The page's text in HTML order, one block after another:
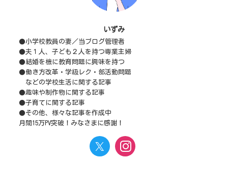
いずみ
●小学校教員の妻／当ブログ管理者
●夫１人、子ども２人を持つ専業主婦
●結婚を機に教育問題に興味を持つ
●働き方改革・学級レク・部活動問題
などの学校生活に関する記事
●趣味や制作物に関する記事
●子育てに関する記事
●その他、様々な記事を作成中
月間15万PV突破！みなさまに感謝！